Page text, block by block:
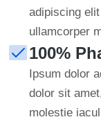
adipiscing
ullamcorper
100%
Ipsum dolor
dolor sit
molestie